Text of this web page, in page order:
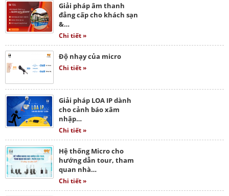
Giải pháp âm thanh
đẳng cấp cho khách sạn
&…
Chi tiết »
Độ nhạy của micro
Chi tiết »
Giải pháp LOA IP dành
cho cảnh báo xâm
nhập…
Chi tiết »
Hệ thống Micro cho
hướng dẫn tour, tham
quan nhà…
Chi tiết »